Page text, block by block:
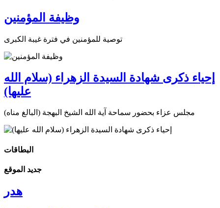
وظيفة المؤمنين
توصية للمؤمنين في فترة غيبة الكبرى
إحياء ذكرى شهادة السيدة الزهراء (سلام الله
عليها)
مجلس عزاء بحضور سماحة آية الله الشيخ البهجة (البالغ مناه)
البطاقات
جديد الموقع
هدر